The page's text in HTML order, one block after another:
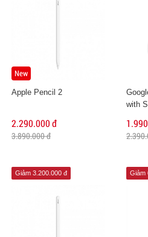
New
Apple Pencil 2
2.290.000 đ
3.890.000 đ
with
Giảm 3.200.000 đ Giảm